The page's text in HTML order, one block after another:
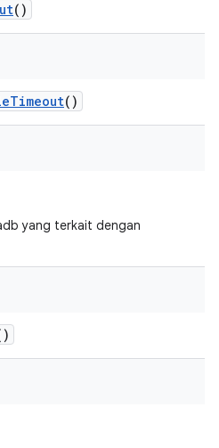
()
Timeout()
yang terkait dengan